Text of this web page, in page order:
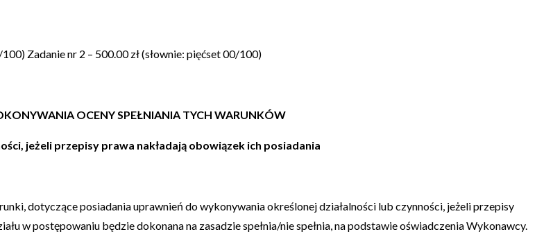
Zadanie nr 2 – 500.00 zł (słownie: pięćset 00/100)
OCENY SPEŁNIANIA TYCH WARUNKÓW
jeżeli przepisy prawa nakładają obowiązek ich posiadania
dotyczące posiadania uprawnień do wykonywania określonej działalności lub czynności, jeżeli przepisy
w postępowaniu będzie dokonana na zasadzie spełnia/nie spełnia, na podstawie oświadczenia Wykonawcy.